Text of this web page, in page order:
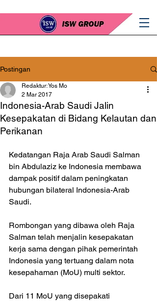
Postingan
Indonesia-Arab Saudi Jalin
Kesepakatan di Bidang Kelautan dan
Perikanan
Redaktur: Yos Mo
2 Mar 2017
Kedatangan Raja Arab Saudi Salman
bin Abdulaziz ke Indonesia membawa
dampak positif dalam peningkatan
hubungan bilateral Indonesia-Arab
Saudi.
Rombongan yang dibawa oleh Raja
Salman telah menjalin kesepakatan
kerja sama dengan pihak pemerintah
Indonesia yang tertuang dalam nota
kesepahaman (MoU) multi sektor.
Dari 11 MoU yang disepakati